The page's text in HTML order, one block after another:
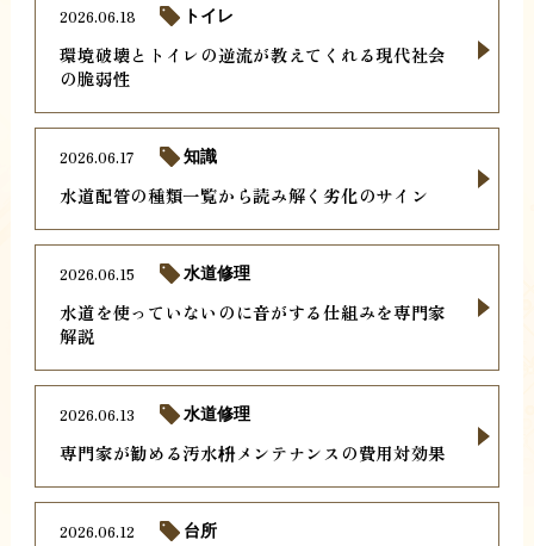
環境破壊とトイレの逆流が教えてくれる現代社会
の脆弱性
2026.06.18 トイレ
水道配管の種類一覧から読み解く劣化のサイン
2026.06.17 知識
水道を使っていないのに音がする仕組みを専門家
解説
2026.06.15 水道修理
専門家が勧める汚水枡メンテナンスの費用対効果
2026.06.13 水道修理
2026.06.12 台所